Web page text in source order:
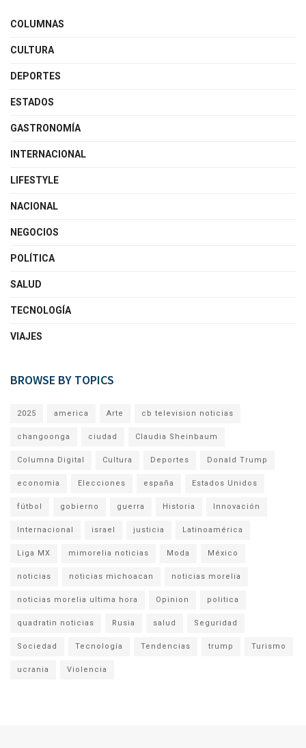
COLUMNAS
CULTURA
DEPORTES
ESTADOS
GASTRONOMÍA
INTERNACIONAL
LIFESTYLE
NACIONAL
NEGOCIOS
POLÍTICA
SALUD
TECNOLOGÍA
VIAJES
BROWSE BY TOPICS
2025 america Arte cb television noticias
changoonga ciudad Claudia Sheinbaum
Columna Digital Cultura Deportes Donald Trump
economia Elecciones españa Estados Unidos
fútbol gobierno guerra Historia Innovación
Internacional israel justicia Latinoamérica
Liga MX mimorelia noticias Moda México
noticias noticias michoacan noticias morelia
noticias morelia ultima hora Opinion politica
quadratin noticias Rusia salud Seguridad
Sociedad Tecnología Tendencias trump Turismo
ucrania Violencia